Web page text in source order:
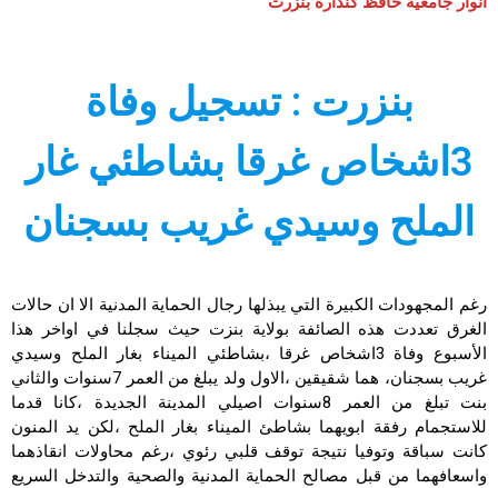
بنزرت : تسجيل وفاة
3اشخاص غرقا بشاطئي غار
الملح وسيدي غريب بسجنان
رغم المجهودات الكبيرة التي يبذلها رجال الحماية المدنية الا ان حالات
الغرق تعددت هذه الصائفة بولاية بنزت حيث سجلنا في اواخر هذا
الأسبوع وفاة 3اشخاص غرقا ،بشاطئي الميناء بغار الملح وسيدي
غريب بسجنان، هما شقيقين ،الاول ولد يبلغ من العمر 7سنوات والثاني
بنت تبلغ من العمر 8سنوات اصيلي المدينة الجديدة ،كانا قدما
للاستجمام رفقة ابويهما بشاطئ الميناء بغار الملح ،لكن يد المنون
كانت سباقة وتوفيا نتيجة توقف قلبي رئوي ،رغم محاولات انقاذهما
واسعافهما من قبل مصالح الحماية المدنية والصحية والتدخل السريع